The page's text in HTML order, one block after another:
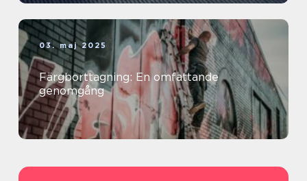
03. maj 2025
Färgborttagning: En omfattande
genomgång